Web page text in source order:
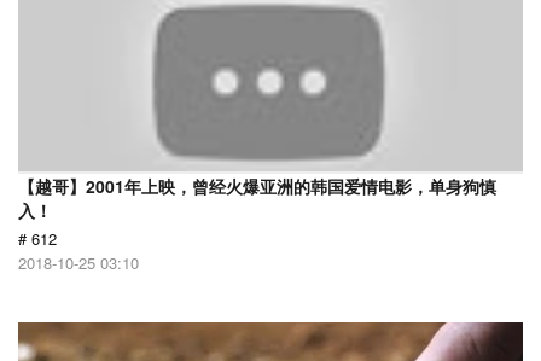
【越哥】2001年上映，曾经火爆亚洲的韩国爱情电影，单身狗慎
入！
# 612
2018-10-25 03:10